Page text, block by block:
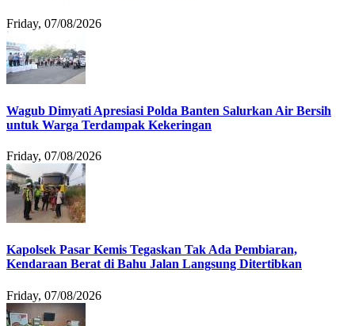
Friday, 07/08/2026
Wagub Dimyati Apresiasi Polda Banten Salurkan Air Bersih
untuk Warga Terdampak Kekeringan
Friday, 07/08/2026
Kapolsek Pasar Kemis Tegaskan Tak Ada Pembiaran,
Kendaraan Berat di Bahu Jalan Langsung Ditertibkan
Friday, 07/08/2026